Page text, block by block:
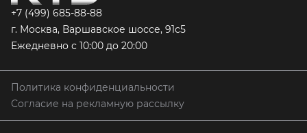
+7 (499) 685-88-88
г. Москва, Варшавское шоссе, 91с5
Ежедневно с 10:00 до 20:00
Политика конфиденциальности
Согласие на рекламную рассылку